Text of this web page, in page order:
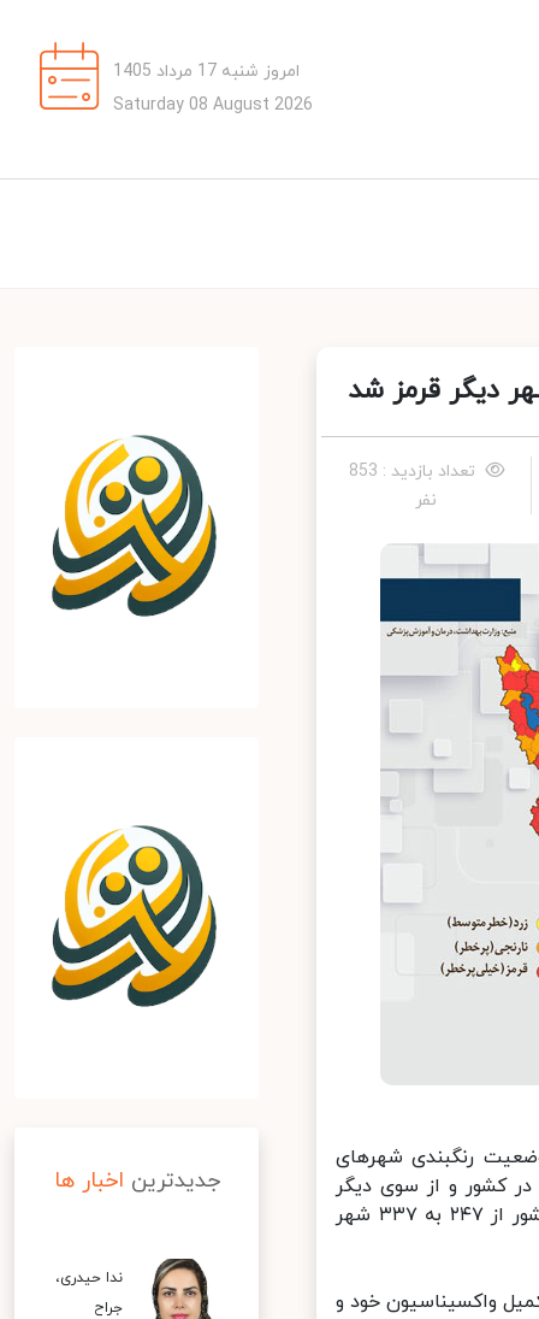
امروز شنبه 17 مرداد 1405
Saturday 08 August 2026
تعداد بازدید : 853
نفر
رنگبندی شهرهای
کشور و از سوی دیگر
کاهش رعایت پروتکل های بهداشتی، تعداد شهرهای با وضعیت قرمز در کشور از ۲۴۷ به ۳۳۷ شهر
واکسیناسیون خود و
جدیدترین اخبار ها
ندا حیدری،
جراح